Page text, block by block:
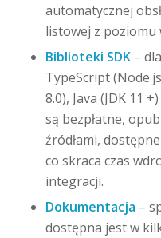
automatycznej
listowej z poziomu
Biblioteki SDK–
TypeScript
8.0), Java (JDK 11
są bezpłatne,
źródłami,
co skraca czas
integracji.
Dokumentacja –
dostępna jest w